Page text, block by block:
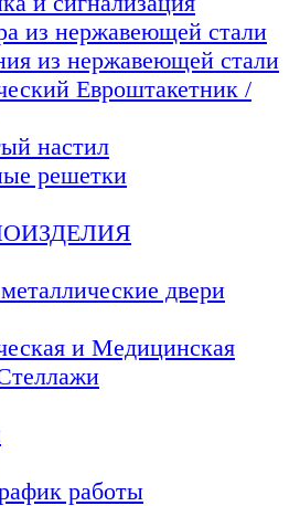
из нержавеющей стали
из нержавеющей стали
Евроштакетник /
настил
решетки
двери
и Медицинская
работы